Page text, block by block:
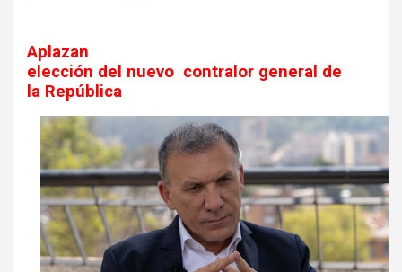
Aplazan
elección del nuevo contralor general de
la República